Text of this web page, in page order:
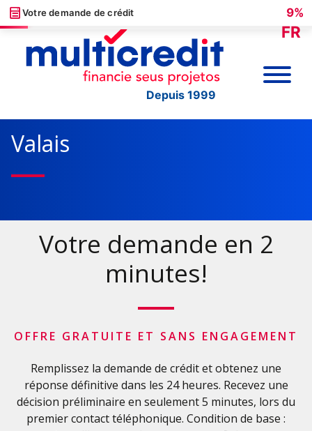
Depuis 1999
FR
Valais
Votre demande en 2
minutes!
OFFRE GRATUITE ET SANS ENGAGEMENT
Remplissez la demande de crédit et obtenez une
réponse définitive dans les 24 heures. Recevez une
décision préliminaire en seulement 5 minutes, lors du
premier contact téléphonique. Condition de base :
Votre demande de crédit 9%